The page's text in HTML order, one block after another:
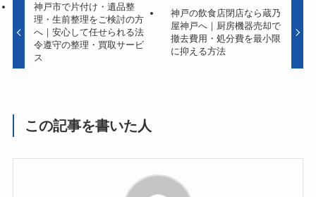
神戸市で片付け・遺品整
理・生前整理をご検討の方
へ｜安心して任せられる法
令遵守の整理・買取サービ
ス
神戸の飲食店閉店なら蔵乃
屋神戸へ｜厨房機器売却で
撤去費用・処分費を最小限
に抑える方法
この記事を書いた人